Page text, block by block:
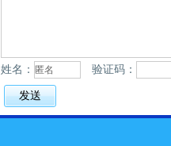
姓名： 验证码：